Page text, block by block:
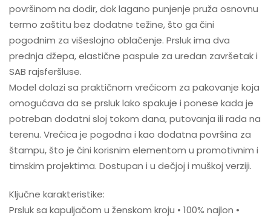
površinom na dodir, dok lagano punjenje pruža osnovnu
termo zaštitu bez dodatne težine, što ga čini
pogodnim za višeslojno oblačenje. Prsluk ima dva
prednja džepa, elastične paspule za uredan završetak i
SAB rajsferšluse.
Model dolazi sa praktičnom vrećicom za pakovanje koja
omogućava da se prsluk lako spakuje i ponese kada je
potreban dodatni sloj tokom dana, putovanja ili rada na
terenu. Vrećica je pogodna i kao dodatna površina za
štampu, što je čini korisnim elementom u promotivnim i
timskim projektima. Dostupan i u dečjoj i muškoj verziji.
Ključne karakteristike:
Prsluk sa kapuljačom u ženskom kroju • 100% najlon •